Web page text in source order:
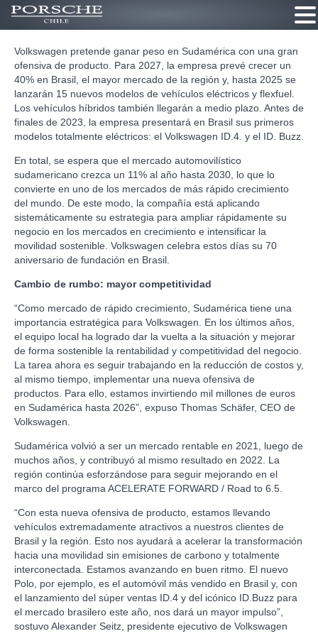
Volkswagen pretende ganar peso en Sudamérica con una gran
ofensiva de producto. Para 2027, la empresa prevé crecer un
40% en Brasil, el mayor mercado de la región y, hasta 2025 se
lanzarán 15 nuevos modelos de vehículos eléctricos y flexfuel.
Los vehículos híbridos también llegarán a medio plazo. Antes de
finales de 2023, la empresa presentará en Brasil sus primeros
modelos totalmente eléctricos: el Volkswagen ID.4. y el ID. Buzz.
En total, se espera que el mercado automovilístico
sudamericano crezca un 11% al año hasta 2030, lo que lo
convierte en uno de los mercados de más rápido crecimiento
del mundo. De este modo, la compañía está aplicando
sistemáticamente su estrategia para ampliar rápidamente su
negocio en los mercados en crecimiento e intensificar la
movilidad sostenible. Volkswagen celebra estos días su 70
aniversario de fundación en Brasil.
Cambio de rumbo: mayor competitividad
“Como mercado de rápido crecimiento, Sudamérica tiene una
importancia estratégica para Volkswagen. En los últimos años,
el equipo local ha logrado dar la vuelta a la situación y mejorar
de forma sostenible la rentabilidad y competitividad del negocio.
La tarea ahora es seguir trabajando en la reducción de costos y,
al mismo tiempo, implementar una nueva ofensiva de
productos. Para ello, estamos invirtiendo mil millones de euros
en Sudamérica hasta 2026”, expuso Thomas Schäfer, CEO de
Volkswagen.
Sudamérica volvió a ser un mercado rentable en 2021, luego de
muchos años, y contribuyó al mismo resultado en 2022. La
región continúa esforzándose para seguir mejorando en el
marco del programa ACELERATE FORWARD / Road to 6.5.
“Con esta nueva ofensiva de producto, estamos llevando
vehículos extremadamente atractivos a nuestros clientes de
Brasil y la región. Esto nos ayudará a acelerar la transformación
hacia una movilidad sin emisiones de carbono y totalmente
interconectada. Estamos avanzando en buen ritmo. El nuevo
Polo, por ejemplo, es el automóvil más vendido en Brasil y, con
el lanzamiento del súper ventas ID.4 y del icónico ID.Buzz para
el mercado brasilero este año, nos dará un mayor impulso”,
sostuvo Alexander Seitz, presidente ejecutivo de Volkswagen